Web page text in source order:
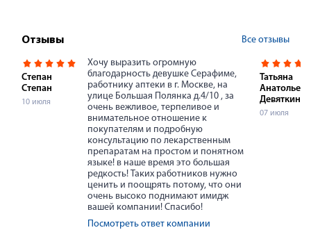
Отзывы Все отзывы
Степан
Степан
10 июля
Хочу выразить огромную
благодарность девушке Серафиме,
работнику аптеки в г. Москве, на
улице Большая Полянка д.4/10 , за
очень вежливое, терпеливое и
внимательное отношение к
покупателям и подробную
консультацию по лекарственным
препаратам на простом и понятном
языке! в наше время это большая
редкость! Таких работников нужно
ценить и поощрять потому, что они
очень высоко поднимают имидж
вашей компании! Спасибо!
Посмотреть ответ компании
Татьяна
Девяткина
07 июля